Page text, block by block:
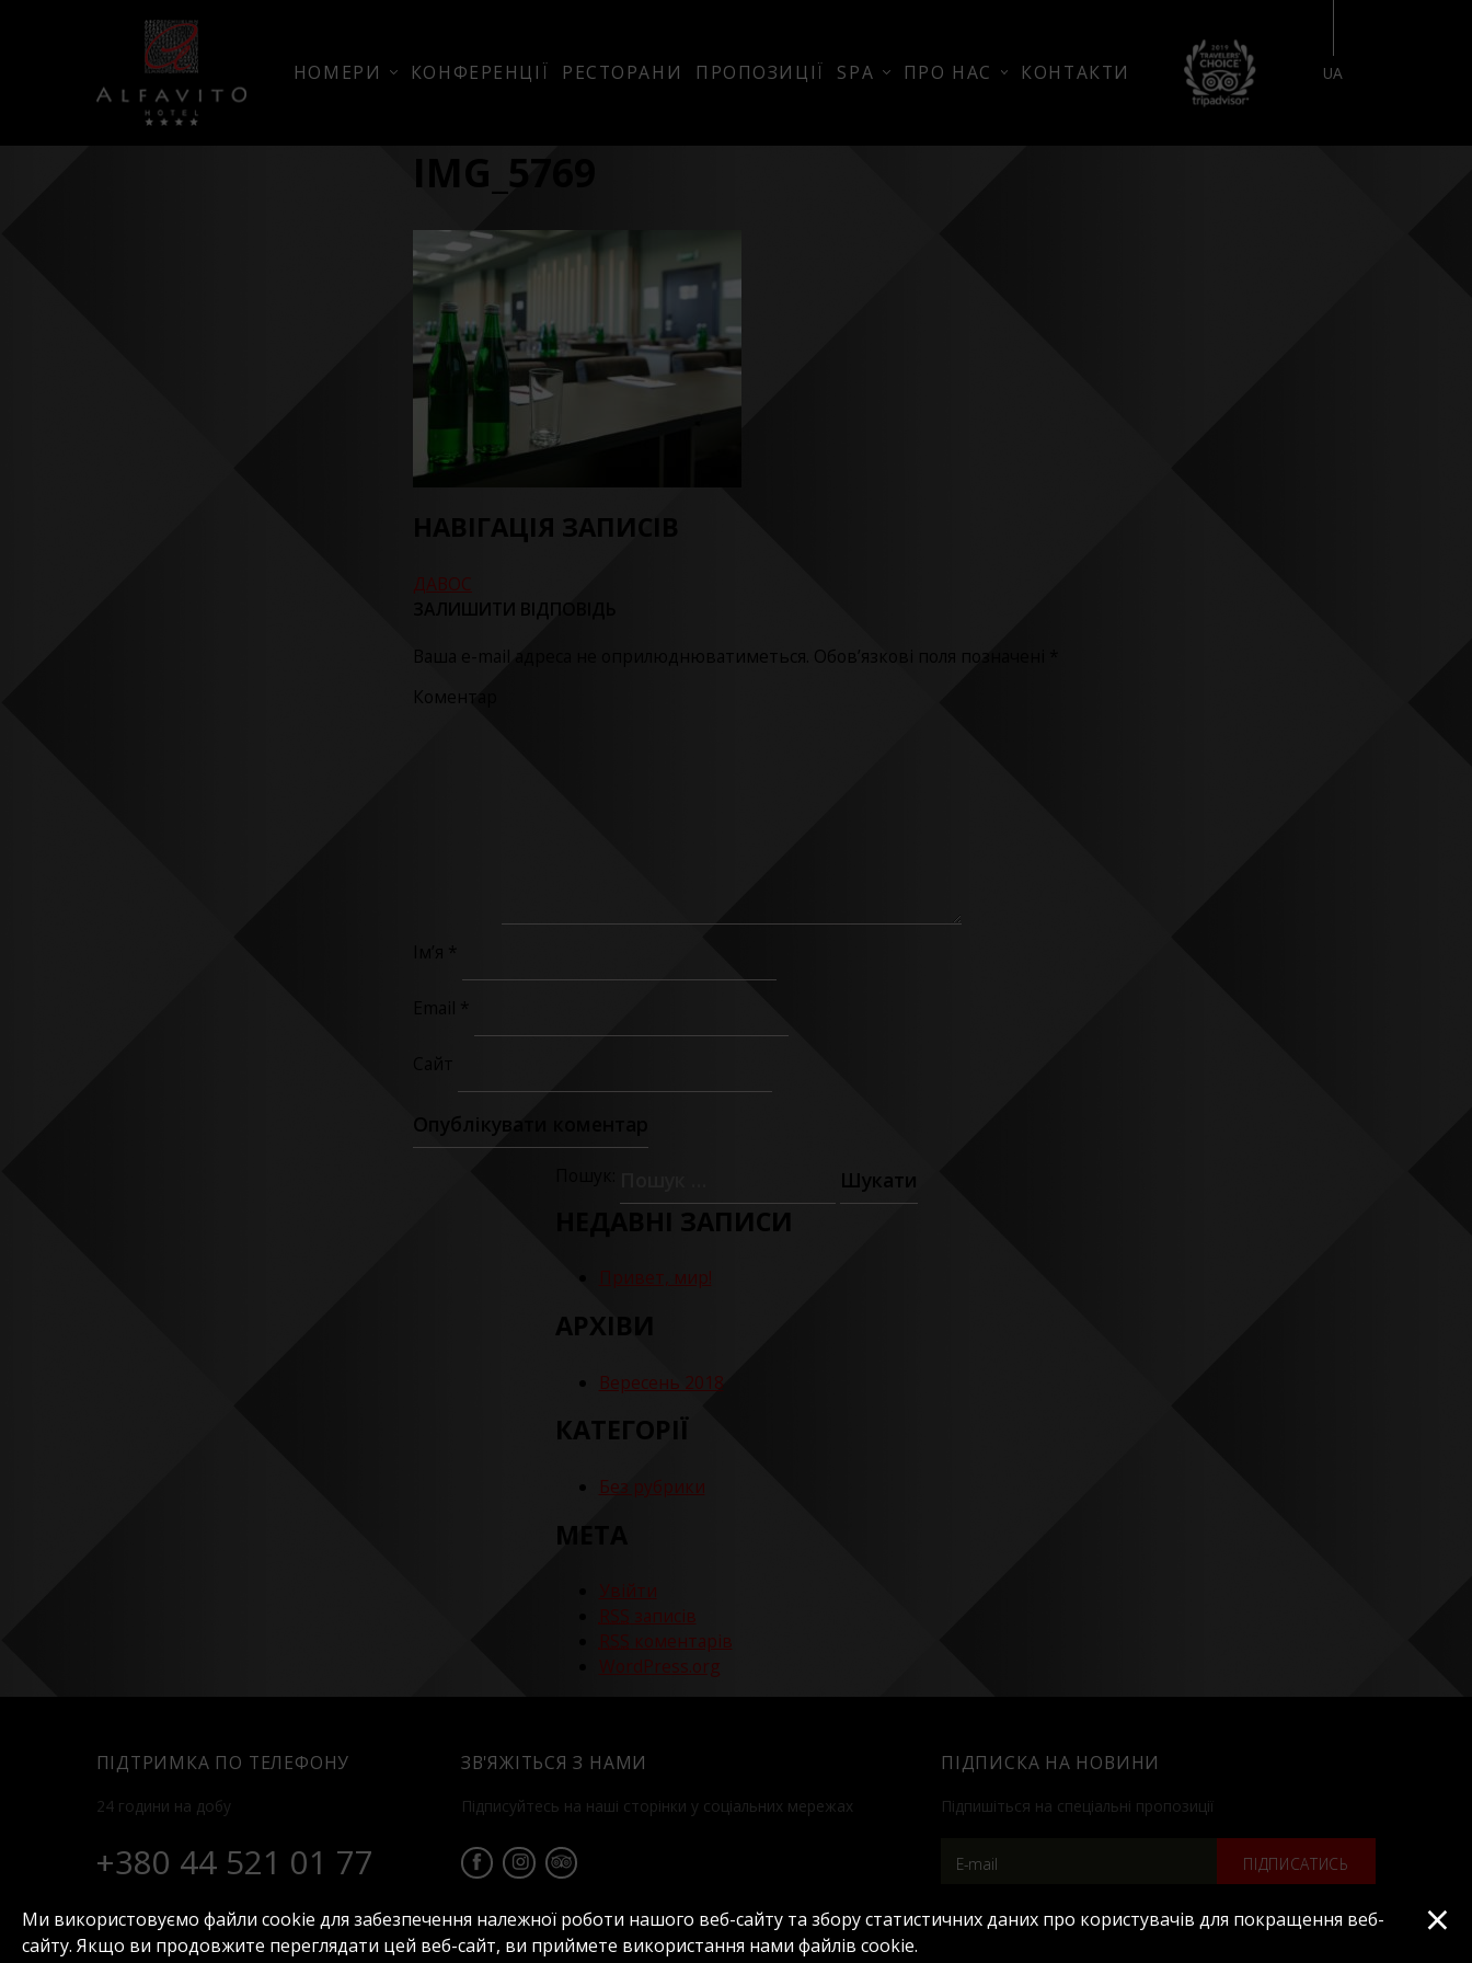
НОМЕРИ КОНФЕРЕНЦІЇ РЕСТОРАНИ ПРОПОЗИЦІЇ SPA ПРО НАС КОНТАКТИ UA
IMG_5769
НАВІГАЦІЯ ЗАПИСІВ
ДАВОС
ЗАЛИШИТИ ВІДПОВІДЬ
Ваша e-mail адреса не оприлюднюватиметься. Обов’язкові поля позначені
Коментар
НЕДАВНІ ЗАПИСИ
Привет, мир!
АРХІВИ
Вересень 2018
КАТЕГОРІЇ
Без рубрики
МЕТА
Увійти
RSS записів
RSS коментарів
WordPress.org
ПІДТРИМКА ПО ТЕЛЕФОНУ
24 години на добу
+380 44 521 01 77
ЗВ'ЯЖІТЬСЯ З НАМИ
Підписуйтесь на наші сторінки у соціальних мережах
ПІДПИСКА НА НОВИНИ
Підпишіться на спеціальні пропозиції
ПІДПИСАТИСЬ
×
Ми використовуємо файли cookie для забезпечення належної роботи нашого веб-сайту та збору статистичних даних про користувачів для покращення веб-
сайту. Якщо ви продовжите переглядати цей веб-сайт, ви приймете використання нами файлів cookie.